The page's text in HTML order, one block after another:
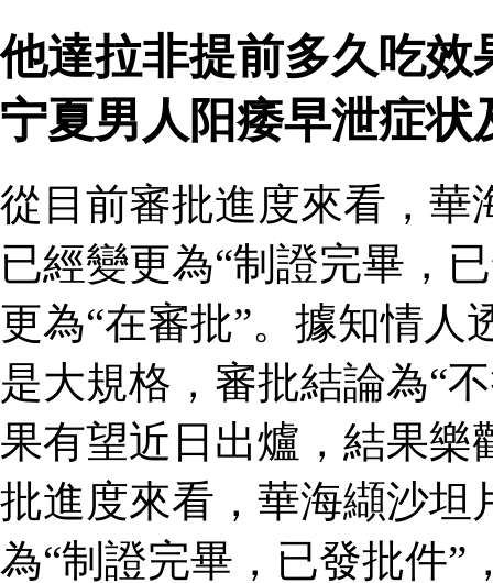
他達拉非提前多久吃
宁夏男人阳痿早泄症状
從目前審批進度來看，華
已經變更為“制證完畢，
更為“在審批”。據知情
是大規格，審批結論為“
果有望近日出爐，結果樂
批進度來看，華海纈沙坦
為“制證完畢，已發批件”